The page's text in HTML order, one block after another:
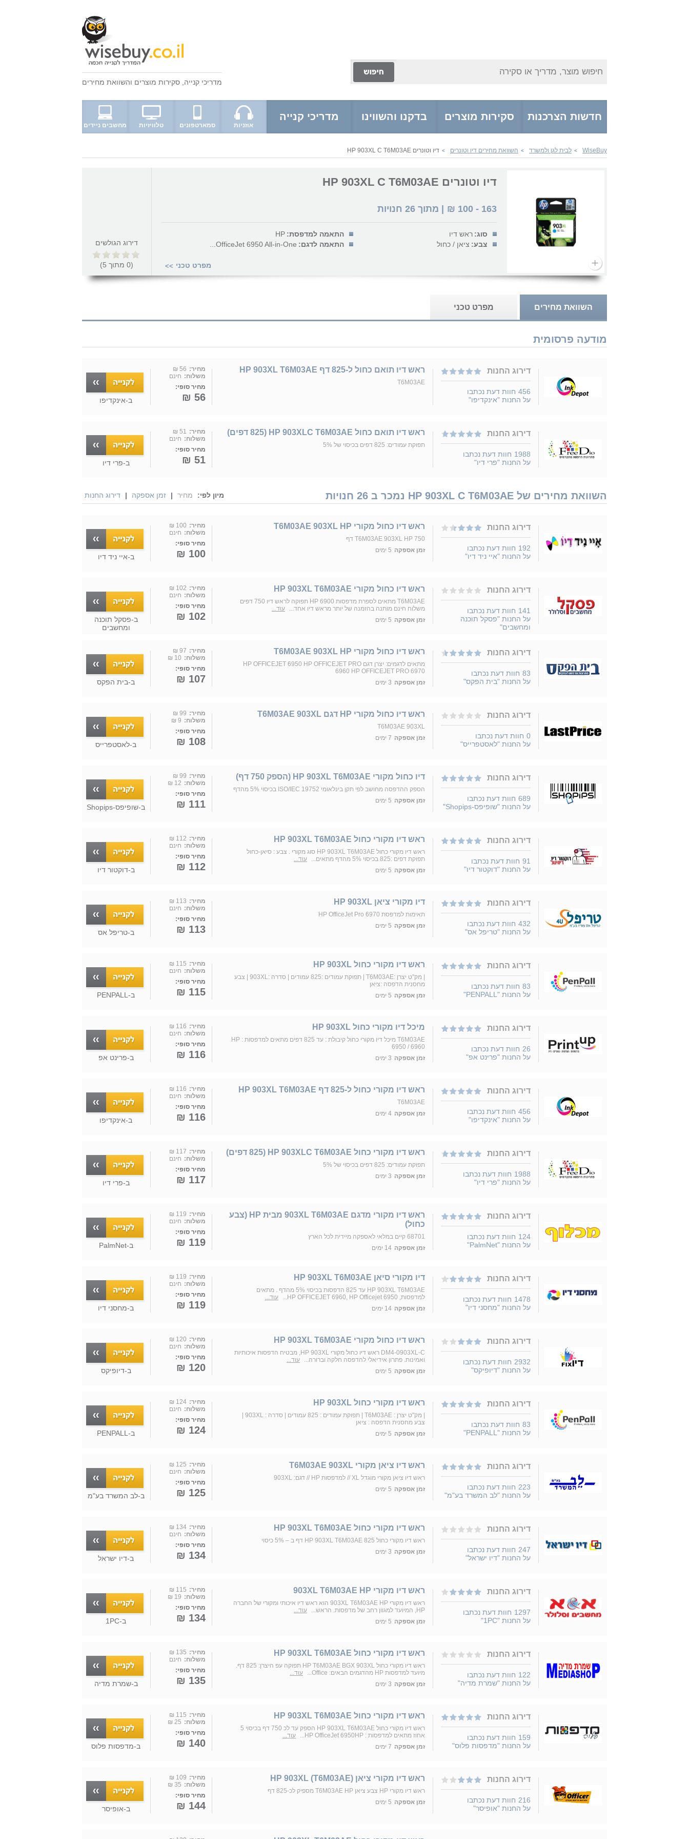
חיפוש מוצר, מדריך או סקירה
מדריכי קנייה סקירות מוצרים והשוואת מחירים
חדשות הצרכנות סקירות מוצרים בדקנו והשווינו מדריכי קנייה
אוזניות סמארטפונים טלוויזיות מחשבים ניידים
WiseBuy
> לבית לגן ולמשרד > השוואת מחירים דיו וטונרים > דיו וטונרים HP 903XL C T6M03AE
דיו וטונרים HP 903XL C T6M03AE
163
-
100
₪ | מתוך 26 חנויות
סוג: ראש דיו התאמה למדפסת: HP
צבע: ציאן / כחול התאמה לדגם: OfficeJet 6950 All-in-One...
מפרט טכני >>
דירוג הגולשים
(
0 מתוך 5
)
השוואת מחירים מפרט טכני
מודעה פרסומית
דירוג החנות
456 חוות דעת נכתבו
על החנות "אינקדיפו"
ראש דיו תואם כחול ל-825 דף HP 903XL T6M03AE
T6M03AE
מחיר: 56 ₪
משלוח: חינם
מחיר סופי:
56 ₪ ב-אינקדיפו
דירוג החנות
1988 חוות דעת נכתבו
על החנות "פרי דיו"
ראש דיו תואם כחול HP 903XLC T6M03AE (825 דפים)
תפוקת עמודים: 825 דפים בכיסוי של 5%
מחיר: 51 ₪
משלוח: חינם
מחיר סופי:
51 ₪ ב-פרי דיו
השוואת מחירים של HP 903XL C T6M03AE נמכר ב 26 חנויות מיון לפי: מחיר | זמן אספקה | דירוג החנות
דירוג החנות
192 חוות דעת נכתבו
על החנות "איי ניד דיו"
ראש דיו כחול מקורי T6M03AE 903XL HP
T6M03AE 903XL HP 750 דף
זמן אספקה 5 ימים
מחיר: 100 ₪
משלוח: חינם
מחיר סופי:
100 ₪ ב-איי ניד דיו
דירוג החנות
141 חוות דעת נכתבו
על החנות "פסקל תוכנה
ומחשבים"
ראש דיו כחול מקורי HP 903XL T6M03AE
T6M03AE מתאים לספרת מדפסות HP 6900 תפוקה לראש דיו 750 דפים
משלוח חינם מותנה בהזמנה של יותר מראש דיו אחד...
עוד...
זמן אספקה 5 ימים
מחיר: 102 ₪
משלוח: חינם
מחיר סופי:
102 ₪ ב-פסקל תוכנה
ומחשבים
דירוג החנות
83 חוות דעת נכתבו
על החנות "בית הפקס"
ראש דיו כחול מקורי T6M03AE 903XL HP
מתאים לדגמים: יצרן דגם HP OFFICEJET 6950 HP OFFICEJET PRO
6960 HP OFFICEJET PRO 6970
זמן אספקה 3 ימים
מחיר: 97 ₪
משלוח: 10 ₪
מחיר סופי:
107 ₪ ב-בית הפקס
דירוג החנות
0 חוות דעת נכתבו
על החנות "לאסטפרייס"
ראש דיו כחול מקורי HP דגם T6M03AE 903XL
T6M03AE 903XL
זמן אספקה 7 ימים
מחיר: 99 ₪
משלוח: 9 ₪
מחיר סופי:
108 ₪ ב-לאסטפרייס
דירוג החנות
689 חוות דעת נכתבו
על החנות "שופיפס-Shopips"
דיו כחול מקורי‏ HP 903XL T6M03AE (הספק 750 דף)
הספק ההדפסה מחושב לפי תקן בינלאומי ISO/IEC 19752 בכיסוי 5% מהדף
זמן אספקה 5 ימים
מחיר: 99 ₪
משלוח: 12 ₪
מחיר סופי:
111 ₪ ב-שופיפס-Shopips
דירוג החנות
91 חוות דעת נכתבו
על החנות "דוקטור דיו"
ראש דיו מקורי כחול HP 903XL T6M03AE
ראש דיו מקורי כחול HP 903XL T6M03AE סוג מקורי . צבע : סיאן-כחול
תפוקת דפים :825 בכיסוי 5% מהדף מתאים...
עוד...
זמן אספקה 5 ימים
מחיר: 112 ₪
משלוח: חינם
מחיר סופי:
112 ₪ ב-דוקטור דיו
דירוג החנות
432 חוות דעת נכתבו
על החנות "טריפל אס"
דיו מקורי ציאן HP 903XL
תאימות למדפסת HP OfficeJet Pro 6970
זמן אספקה 5 ימים
מחיר: 113 ₪
משלוח: חינם
מחיר סופי:
113 ₪ ב-טריפל אס
דירוג החנות
83 חוות דעת נכתבו
על החנות "PENPALL"
ראש דיו מקורי כחול HP 903XL
| מק"ט יצרן :T6M03AE | תפוקת עמודים :825 עמודים | סדרה :903XL | צבע
מחסנית הדפסה :ציאן
זמן אספקה 5 ימים
מחיר: 115 ₪
משלוח: חינם
מחיר סופי:
115 ₪ ב- PENPALL
דירוג החנות
26 חוות דעת נכתבו
על החנות "פרינט אפ"
מיכל דיו מקורי כחול HP 903XL
T6M03AE מיכל דיו מקורי כחול קיבולת : עד 825 דפים מתאים למדפסות : HP
6950 / 6960
זמן אספקה 3 ימים
מחיר: 116 ₪
משלוח: חינם
מחיר סופי:
116 ₪ ב-פרינט אפ
דירוג החנות
456 חוות דעת נכתבו
על החנות "אינקדיפו"
ראש דיו מקורי כחול ל-825 דף HP 903XL T6M03AE
T6M03AE
זמן אספקה 4 ימים
מחיר: 116 ₪
משלוח: חינם
מחיר סופי:
116 ₪ ב-אינקדיפו
דירוג החנות
1988 חוות דעת נכתבו
על החנות "פרי דיו"
ראש דיו מקורי כחול HP 903XLC T6M03AE (825 דפים)
תפוקת עמודים: 825 דפים בכיסוי של 5%
זמן אספקה 3 ימים
מחיר: 117 ₪
משלוח: חינם
מחיר סופי:
117 ₪ ב-פרי דיו
דירוג החנות
124 חוות דעת נכתבו
על החנות "PalmNet"
ראש דיו מקורי מדגם 903XL T6M03AE מבית HP (צבע
כחול)
68701 קיים במלאי לאספקה מיידית לכל הארץ
זמן אספקה 14 ימים
מחיר: 119 ₪
משלוח: חינם
מחיר סופי:
119 ₪ ב-PalmNet
דירוג החנות
1478 חוות דעת נכתבו
על החנות "מחסני דיו"
דיו מקורי סיאן HP 903XL T6M03AE
HP 903XL T6M03AE עד 825 הדפסות בכיסוי 5% מהדף . מתאים
למדפסות, HP OFFICEJET 6960, HP Officejet 6950...
עוד...
זמן אספקה 14 ימים
מחיר: 119 ₪
משלוח: חינם
מחיר סופי:
119 ₪ ב-מחסני דיו
דירוג החנות
2932 חוות דעת נכתבו
על החנות "דיופיקס"
ראש דיו כחול מקורי HP 903XL T6M03AE
DM4-0903XL-C ראש דיו כחול מקורי HP 903XL, מבטיח הדפסות איכותיות
ואמינות. פתרון אידיאלי להדפסה חלקה וברורה...
עוד...
זמן אספקה 5 ימים
מחיר: 120 ₪
משלוח: חינם
מחיר סופי:
120 ₪ ב-דיופיקס
דירוג החנות
83 חוות דעת נכתבו
על החנות "PENPALL"
ראש דיו מקורי כחול HP 903XL
צבע מחסנית הדפסה : ציאן
זמן אספקה 5 ימים
מחיר: 124 ₪
משלוח: חינם
מחיר סופי:
124 ₪ ב- PENPALL
דירוג החנות
223 חוות דעת נכתבו
על החנות "לב המשרד בע"מ"
ראש דיו ציאן מקורי T6M03AE 903XL
ראש דיו ציאן מקורי מוגדל XL // למדפסות HP // דגם: 903XL
זמן אספקה 5 ימים
מחיר: 125 ₪
משלוח: חינם
מחיר סופי:
125 ₪ ב-לב המשרד בע"מ
דירוג החנות
247 חוות דעת נכתבו
על החנות "דיו ישראל"
ראש דיו מקורי כחול HP 903XL T6M03AE
ראש דיו מקורי כחול HP 903XL T6M03AE 825 דף ב – 5% כיסוי
זמן אספקה 3 ימים
מחיר: 134 ₪
משלוח: חינם
מחיר סופי:
134 ₪ ב-דיו ישראל
דירוג החנות
1297 חוות דעת נכתבו
על החנות "1PC"
ראש דיו מקורי 903XL T6M03AE HP
ראש דיו מקורי 903XL T6M03AE HP הוא ראש דיו איכותי ומקורי של החברה
HP, המיועד למגוון רחב של מדפסות. הראש...
עוד...
זמן אספקה 5 ימים
מחיר: 115 ₪
משלוח: 19 ₪
מחיר סופי:
134 ₪ ב-1PC
דירוג החנות
122 חוות דעת נכתבו
על החנות "שמרת מדיה"
ראש דיו מקורי כחול HP 903XL T6M03AE
ראש דיו מקורי כחול HP T6M03AE BGX 903XL תפוקה עפ היצרן: 825 דף.
מיועד למדפסות HP מהדגמים הבאים: Office...
עוד...
זמן אספקה 3 ימים
מחיר: 135 ₪
משלוח: חינם
מחיר סופי:
135 ₪ ב-שמרת מדיה
דירוג החנות
159 חוות דעת נכתבו
על החנות "מדפסות פלוס"
ראש דיו מקורי כחול HP 903XL T6M03AE
ראש דיו מקורי כחול HP 903XL T6M03AE הספק עד לכ 750 דף בכיסוי 5
אחוז מתאים למדפסות : HP OfficeJet 6950HP...
עוד...
זמן אספקה 7 ימים
מחיר: 115 ₪
משלוח: 25 ₪
מחיר סופי:
140 ₪ ב-מדפסות פלוס
דירוג החנות
216 חוות דעת נכתבו
על החנות "אופיסר"
ראש דיו מקורי ציאן (HP 903XL (T6M03AE
ראש דיו מקורי HP צבע ציאן T6M03AE HP מספיק לכ-825 דף
זמן אספקה 5 ימים
מחיר: 109 ₪
משלוח: 35 ₪
מחיר סופי:
144 ₪ ב-אופיסר